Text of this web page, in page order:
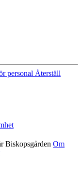
personal Återställ
Biskopsgården Om